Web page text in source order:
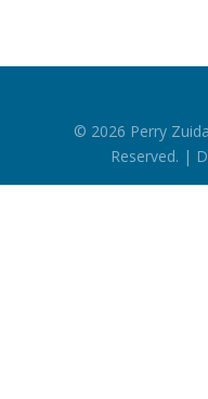
© 2026 Perry
Reserved. |